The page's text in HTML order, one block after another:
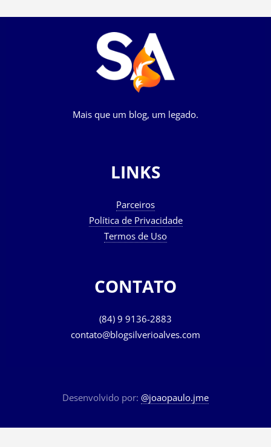
Mais que um blog, um legado.
LINKS
Parceiros
Política de Privacidade
Termos de Uso
CONTATO
(84) 9 9136-2883
contato@blogsilverioalves.com
Desenvolvido por: @joaopaulo.jme